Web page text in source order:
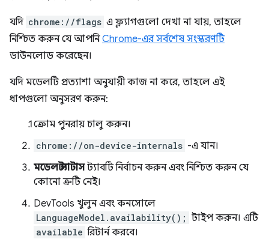
যদি chrome://flags এ ফ্ল্যাগগুলো দেখা না যায়, তাহলে
নিশ্চিত করুন যে আপনিChrome-এর সর্বশেষ সংস্করণটি
ডাউনলোড করেছেন।
যদি মডেলটি প্রত্যাশা অনুযায়ী কাজ না করে, তাহলে এই
ধাপগুলো অনুসরণ করুন:
ক্রোম পুনরায় চালু করুন।
chrome://on-device-internals -এ যান।
মডেল স্ট্যাটাসট্যাবটি নির্বাচন করুন এবং নিশ্চিত করুন যে
কোনো ত্রুটি নেই।
DevTools খুলুন এবং কনসোলে
LanguageModel.availability(); টাইপ করুন। এটি
available রিটার্ন করবে।